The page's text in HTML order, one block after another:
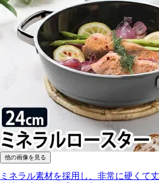
他の画像を見る
ミネラル素材を採用し、非常に硬くて